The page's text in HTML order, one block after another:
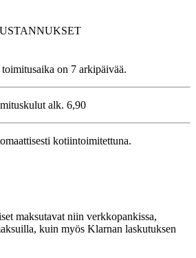
on 7 arkipäivää.
alk. 6,90
kotiintoimitettuna.
maksutavat niin verkkopankissa,
kuin myös Klarnan laskutuksen